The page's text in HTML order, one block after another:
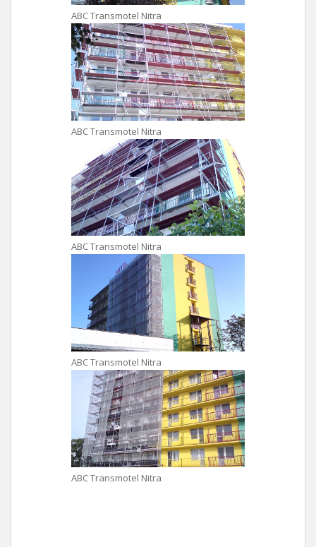
ABC Transmotel Nitra
ABC Transmotel Nitra
ABC Transmotel Nitra
ABC Transmotel Nitra
ABC Transmotel Nitra